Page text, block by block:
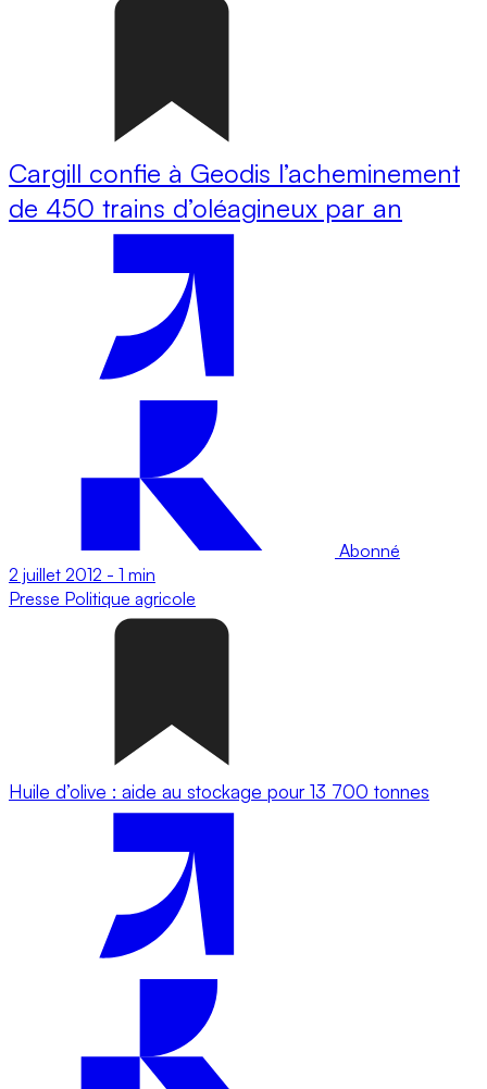
Cargill confie à Geodis l’acheminement
de 450 trains d’oléagineux par an
Abonné
2 juillet 2012 - 1 min
Presse Politique agricole
Huile d’olive : aide au stockage pour 13 700 tonnes